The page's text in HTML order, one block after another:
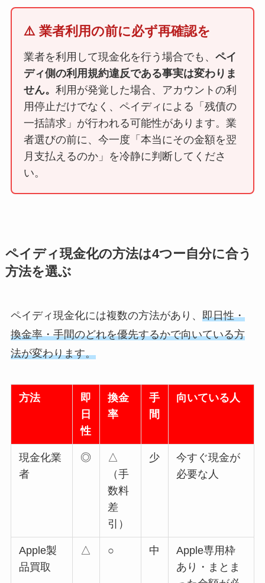
⚠️ 業者利用の前に必ず再確認を
業者を利用して現金化を行う場合でも、 ペイ
ディ側の利用規約違反である事実は変わりま
せん。 利用が発覚した場合、アカウントの利
用停止だけでなく、ペイディによる「残債の
一括請求」が行われる可能性があります。業
者選びの前に、今一度「本当にその金額を翌
月支払えるのか」を冷静に判断してくださ
い。
ペイディ現金化の方法は4つー自分に合う
方法を選ぶ
ペイディ現金化には複数の方法があり、 即日性・
換金率・手間のどれを優先するかで向いている方
法が変わります。
方法
即
日
性
換金
率
手
間
向いている人
現金化業
者
◎
△
（手
数料
差
引）
少
今すぐ現金が
必要な人
Apple製
品買取
△ ○ 中
Apple専用枠
あり・まとま